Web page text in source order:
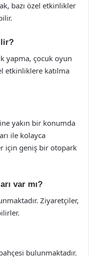
bazı özel etkinlikler
yapma, çocuk oyun
etkinliklere katılma
yakın bir konumda
ile kolayca
için geniş bir otopark
var mı?
Ziyaretçiler,
bulunmaktadır.